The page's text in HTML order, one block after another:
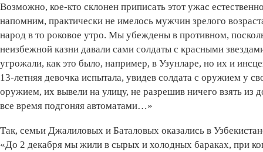
Возможно, кое-кто склонен приписать этот ужас
напомним, практически не имелось мужчин зрелого
народ в то роковое утро. Мы убеждены в противном,
неизбежной казни давали сами солдаты с красными
угрожали, как это было, например, в Узунларе, но их и
13-летняя девочка испытала, увидев солдата с оружием у
оружием, их вывели на улицу, не разрешив ничего взять
все время подгоняя автоматами…»
Так, семьи Джалиловых и Баталовых оказались в
«До 2 декабря мы жили в сырых и холодных бараках, при